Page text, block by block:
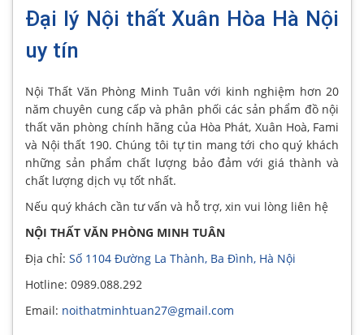
Đại lý Nội thất Xuân Hòa Hà Nội
uy tín
Nội Thất Văn Phòng Minh Tuân với kinh nghiệm hơn 20
năm chuyên cung cấp và phân phối các sản phẩm đồ nội
thất văn phòng chính hãng của Hòa Phát, Xuân Hoà, Fami
và Nội thất 190. Chúng tôi tự tin mang tới cho quý khách
những sản phẩm chất lượng bảo đảm với giá thành và
chất lượng dịch vụ tốt nhất.
Nếu quý khách cần tư vấn và hỗ trợ, xin vui lòng liên hệ
NỘI THẤT VĂN PHÒNG MINH TUÂN
Địa chỉ: Số 1104 Đường La Thành, Ba Đình, Hà Nội
Hotline: 0989.088.292
Email: noithatminhtuan27@gmail.com